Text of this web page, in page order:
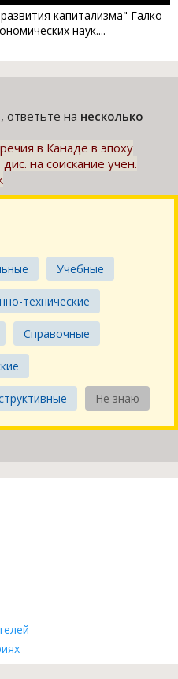
капитализма" Галко
наук....
, ответьте на несколько
в Канаде в эпоху
на соискание учен.
Учебные
технические
Справочные
Не знаю